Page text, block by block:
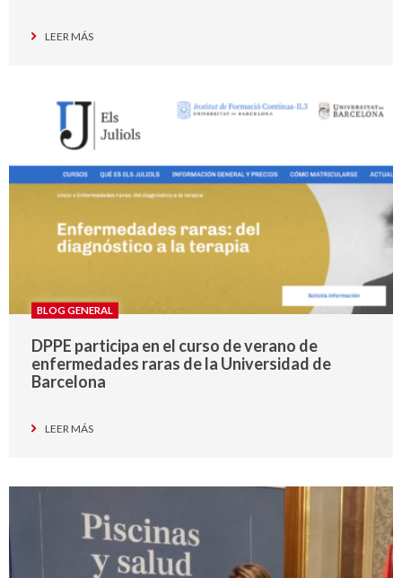
LEER MÁS
BLOG GENERAL
DPPE participa en el curso de verano de
enfermedades raras de la Universidad de
Barcelona
LEER MÁS